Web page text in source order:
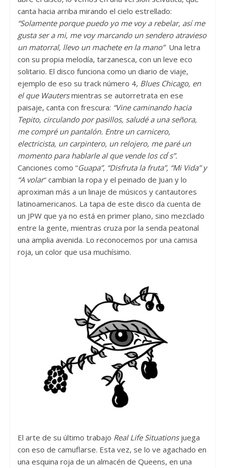
canta hacia arriba mirando el cielo estrellado:
“Solamente porque puedo yo me voy a rebelar, así me
gusta ser a mi, me voy marcando un sendero atravieso
un matorral, llevo un machete en la mano” Una letra
con su propia melodía, tarzanesca, con un leve eco
solitario. El disco funciona como un diario de viaje,
ejemplo de eso su track número 4, Blues Chicago, en
el que Wautersmientras se autorretrata en ese
paisaje, canta con frescura: “Vine caminando hacia
Tepito, circulando por pasillos, saludé a una señora,
me compré un pantalón. Entre un carnicero,
electricista, un carpintero, un relojero, me paré un
momento para hablarle al que vende los cd ́s”.
Canciones como “Guapa”, “Disfruta la fruta”, “Mi Vida” y
“A volar“ cambian la ropa y el peinado de Juan y lo
aproximan más a un linaje de músicos y cantautores
latinoamericanos. La tapa de este disco da cuenta de
un JPW que ya no está en primer plano, sino mezclado
entre la gente, mientras cruza por la senda peatonal
una amplia avenida. Lo reconocemos por una camisa
roja, un color que usa muchísimo.
El arte de su último trabajo Real Life Situationsjuega
con eso de camuflarse. Esta vez, se lo ve agachado en
una esquina roja de un almacén de Queens, en una